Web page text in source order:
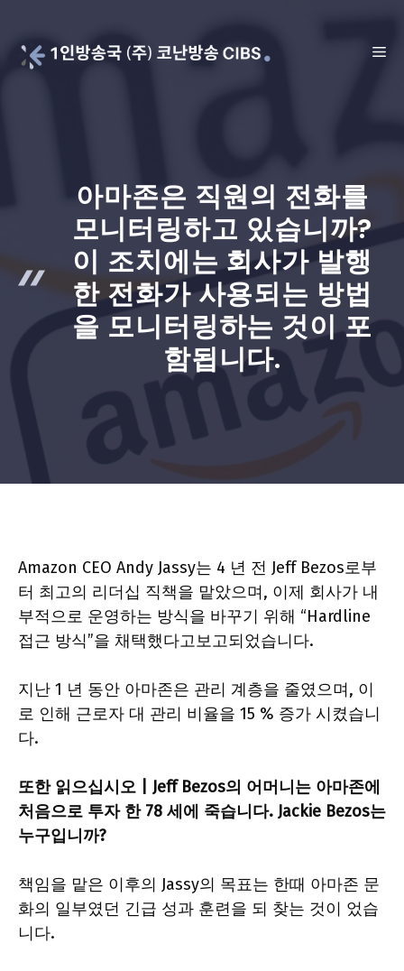
content
아마존은 직원의 전화를
모니터링하고 있습니까?
이 조치에는 회사가 발행
한 전화가 사용되는 방법
을 모니터링하는 것이 포
함됩니다.
Amazon CEO Andy Jassy는 4 년 전 Jeff Bezos로부
터 최고의 리더십 직책을 맡았으며, 이제 회사가 내
부적으로 운영하는 방식을 바꾸기 위해 “Hardline
접근 방식”을 채택했다고보고되었습니다.
지난 1 년 동안 아마존은 관리 계층을 줄였으며, 이
로 인해 근로자 대 관리 비율을 15 % 증가 시켰습니
다.
또한 읽으십시오 | Jeff Bezos의 어머니는 아마존에
처음으로 투자 한 78 세에 죽습니다. Jackie Bezos는
누구입니까?
책임을 맡은 이후의 Jassy의 목표는 한때 아마존 문
화의 일부였던 긴급 성과 훈련을 되 찾는 것이 었습
니다.